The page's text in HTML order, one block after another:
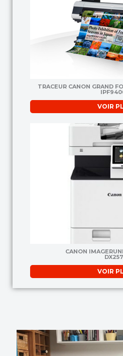
TRACEUR CANON GRAND
VOIR
CANON
VOIR